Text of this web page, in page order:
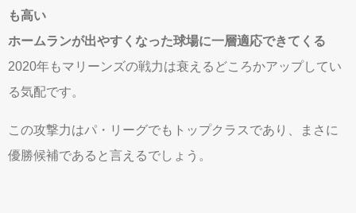
も高い
ホームランが出やすくなった球場に一層適応できてくる
2020年もマリーンズの戦力は衰えるどころかアップしてい
る気配です。
この攻撃力はパ・リーグでもトップクラスであり、まさに
優勝候補であると言えるでしょう。